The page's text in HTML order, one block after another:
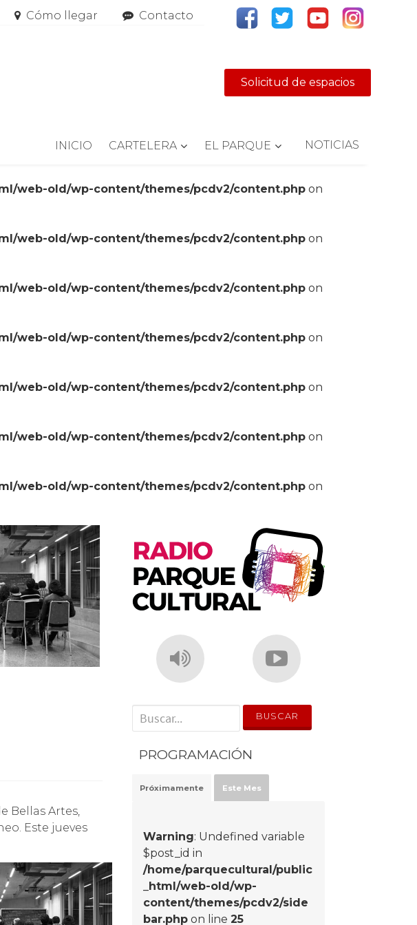
Cómo llegar Contacto
Solicitud de espacios
INICIO CARTELERA EL PARQUE NOTICIAS
web-old/wp-content/themes/pcdv2/content.php on
web-old/wp-content/themes/pcdv2/content.php on
web-old/wp-content/themes/pcdv2/content.php on
web-old/wp-content/themes/pcdv2/content.php on
web-old/wp-content/themes/pcdv2/content.php on
web-old/wp-content/themes/pcdv2/content.php on
web-old/wp-content/themes/pcdv2/content.php on
Este jueves
' . __('Search for:') . '
PROGRAMACIÓN
Próximamente Este Mes
Warning: Undefined variable
$post_id in
/home/parquecultural/public
_html/web-old/wp-
content/themes/pcdv2/side
bar.php on line25